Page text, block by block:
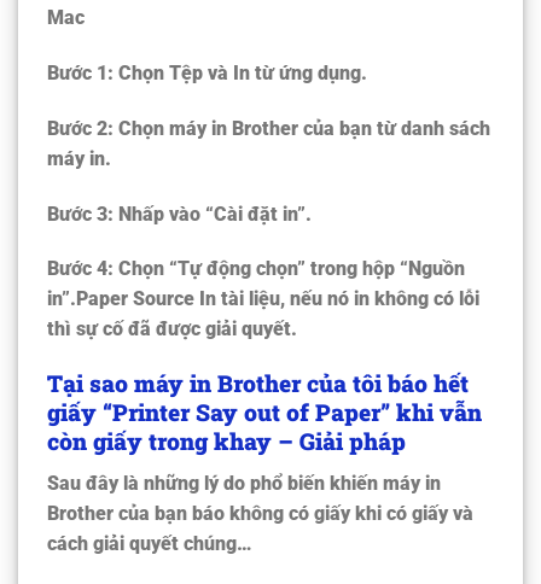
Mac
Bước 1: Chọn Tệp và In từ ứng dụng.
Bước 2: Chọn máy in Brother của bạn từ danh sách
máy in.
Bước 3: Nhấp vào “Cài đặt in”.
Bước 4: Chọn “Tự động chọn” trong hộp “Nguồn
in”.Paper Source In tài liệu, nếu nó in không có lỗi
thì sự cố đã được giải quyết.
Tại sao máy in Brother của tôi báo hết
giấy “Printer Say out of Paper” khi vẫn
còn giấy trong khay – Giải pháp
Sau đây là những lý do phổ biến khiến máy in
Brother của bạn báo không có giấy khi có giấy và
cách giải quyết chúng…